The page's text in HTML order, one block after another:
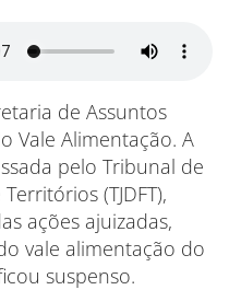
de Assuntos
Vale Alimentação. A
pelo Tribunal de
(TJDFT),
ações ajuizadas,
vale alimentação do
suspenso.